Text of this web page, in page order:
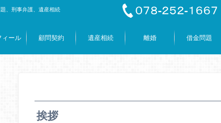
、刑事弁護、遺産相続
ィール 顧問契約 遺産相続 離婚 借金問題
挨拶